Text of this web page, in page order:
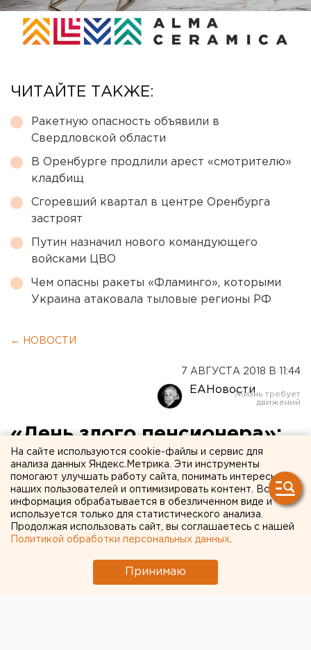
ЧИТАЙТЕ ТАКЖЕ:
Ракетную опасность объявили в
Свердловской области
В Оренбурге продлили арест «смотрителю»
кладбищ
Сгоревший квартал в центре Оренбурга
застроят
Путин назначил нового командующего
войсками ЦВО
Чем опасны ракеты «Фламинго», которыми
Украина атаковала тыловые регионы РФ
← НОВОСТИ
7 АВГУСТА 2018 В 11:44
ЕАНовости
«День злого пенсионера»:
власти Свердловской
области готовятся к
главному политическому
празднику лета
На сайте используются cookie-файлы и сервис для
анализа данных Яндекс.Метрика. Эти инструменты
помогают улучшать работу сайта, понимать интересы
наших пользователей и оптимизировать контент. Вся
информация обрабатывается в обезличенном виде и
используется только для статистического анализа.
Продолжая использовать сайт, вы соглашаетесь с нашей
Политикой обработки персональных данных
Принимаю